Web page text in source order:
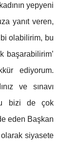
yepyeni
yanıt veren,
olabilirim, bu
başarabilirim’
ediyorum.
ve sınavı
bizi de çok
eden Başkan
olarak siyasete